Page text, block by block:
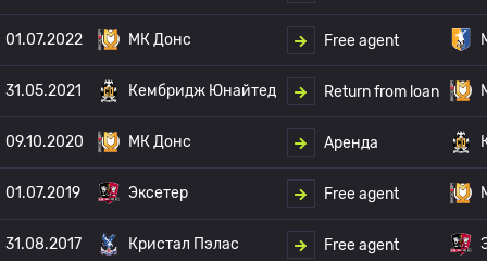
01.07.2022 МК Донс Free agent
31.05.2021 Кембридж Юнайтед Return from loan
09.10.2020 МК Донс Аренда
01.07.2019 Эксетер Free agent
31.08.2017 Кристал Пэлас Free agent